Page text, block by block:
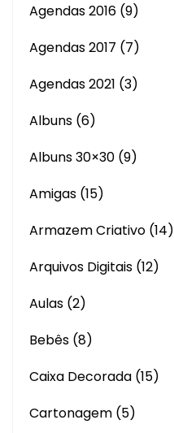
Agendas 2016 (9)
Agendas 2017 (7)
Agendas 2021 (3)
Albuns (6)
Albuns 30×30 (9)
Amigas (15)
Armazem Criativo (14)
Arquivos Digitais (12)
Aulas (2)
Bebês (8)
Caixa Decorada (15)
Cartonagem (5)